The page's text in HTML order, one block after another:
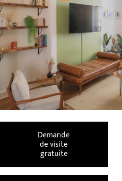
Demande
de visite
gratuite